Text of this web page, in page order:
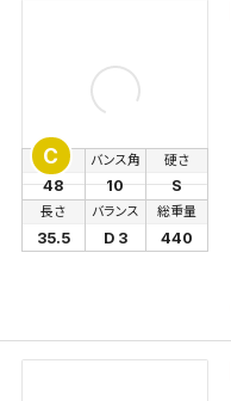
C
ロフト
48
バンス角
10
硬さ
S
長さ
35.5
バランス
D 3
総重量
440